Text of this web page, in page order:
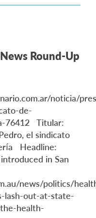
Round-Up
noticia/
de-
76412 Titular:
el sindicato
Headline:
in San
news/politics/
lash-out-at-state-
health-